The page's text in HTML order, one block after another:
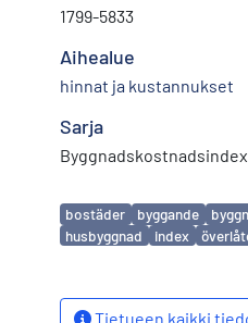
1799-5833
Aihealue
hinnat ja kustannukset
Sarja
Byggnadskostnadsindex
Avainsanat
bostäder byggande
husbyggnad
index
Tietueen kaikki